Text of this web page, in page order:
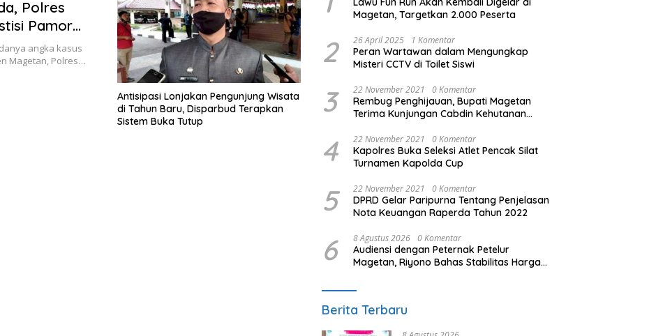
Polres
Pamor
angka kasus
Magetan, Polres…
Antisipasi Lonjakan Pengunjung Wisata
di Tahun Baru, Disparbud Terapkan
Sistem Buka Tutup
Magetan, Targetkan 2.000 Peserta
2 26 April 2025 1 Komentar
Peran Wartawan dalam Mengungkap
Misteri CCTV di Toilet Siswi
3 22 November 2021 0 Komentar
Rembug Penghijauan, Bupati Magetan
Terima Kunjungan Cabdin Kehutanan
4 22 November 2021 0 Komentar
Kapolres Buka Seleksi Atlet Pencak Silat
Turnamen Kapolda Cup
5 22 November 2021 0 Komentar
DPRD Gelar Paripurna Tentang Penjelasan
Nota Keuangan Raperda Tahun 2022
6 8 Agustus 2026 0 Komentar
Audiensi dengan Peternak Petelur
Magetan, Riyono Bahas Stabilitas Harga
Berita Terbaru